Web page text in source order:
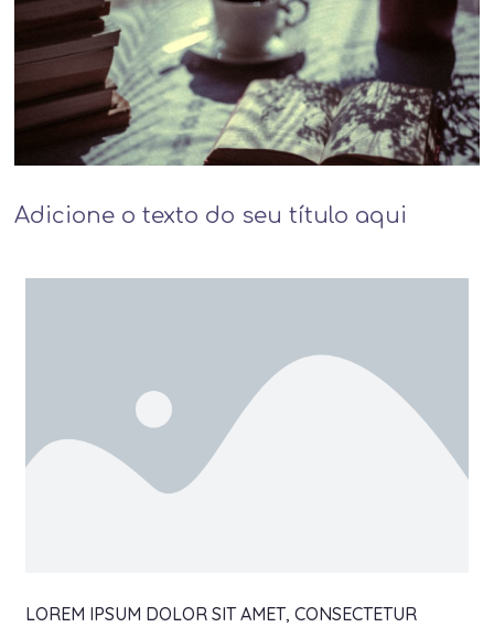
Adicione o texto do seu título aqui
LOREM IPSUM DOLOR SIT AMET, CONSECTETUR